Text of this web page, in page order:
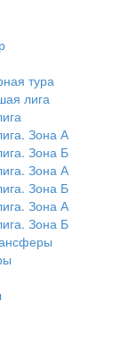
тура
лига
Зона А
Зона Б
Зона А
Зона Б
Зона А
Зона Б